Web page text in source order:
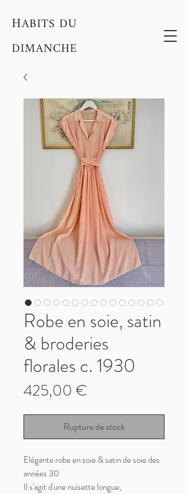
HABITS DU
DIMANCHE
Robe en soie, satin
& broderies
florales c. 1930
425,00 €
Rupture de stock
Elégante robe en soie & satin de soie des
années 30
Il s'agit d'une nuisette longue,